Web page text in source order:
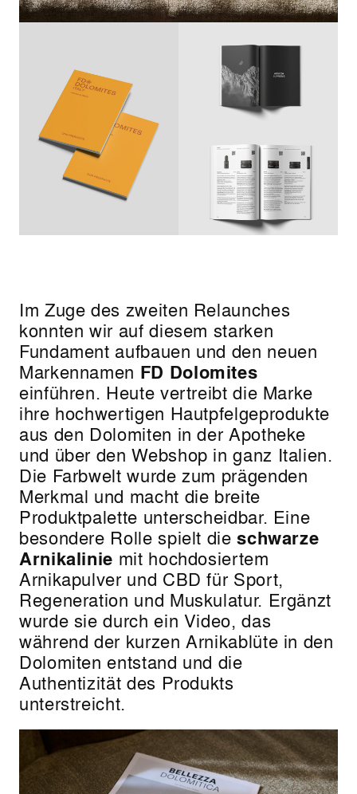
Im Zuge des zweiten Relaunches
konnten wir auf diesem starken
Fundament aufbauen und den neuen
Markennamen FD Dolomites
einführen. Heute vertreibt die Marke
ihre hochwertigen Hautpfelgeprodukte
aus den Dolomiten in der Apotheke
und über den Webshop in ganz Italien.
Die Farbwelt wurde zum prägenden
Merkmal und macht die breite
Produktpalette unterscheidbar. Eine
besondere Rolle spielt dieschwarze
Arnikalinie mit hochdosiertem
Arnikapulver und CBD für Sport,
Regeneration und Muskulatur. Ergänzt
wurde sie durch ein Video, das
während der kurzen Arnikablüte in den
Dolomiten entstand und die
Authentizität des Produkts
unterstreicht.